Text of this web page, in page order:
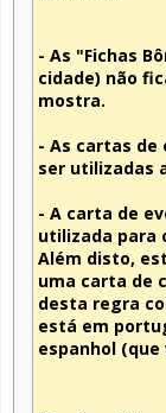
- As "Fichas
cidade) não
mostra.
- As cartas de
ser utilizadas
- A carta de
utilizada para
Além disto,
uma carta de
desta regra
está em
espanhol